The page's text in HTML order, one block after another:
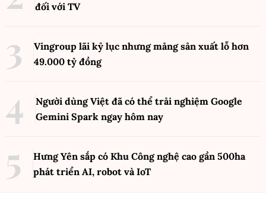
đối với TV
Vingroup lãi kỷ lục nhưng mảng sản xuất lỗ hơn
49.000 tỷ đồng
Người dùng Việt đã có thể trải nghiệm Google
Gemini Spark ngay hôm nay
Hưng Yên sắp có Khu Công nghệ cao gần 500ha
phát triển AI, robot và IoT